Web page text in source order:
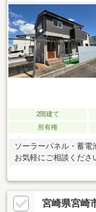
2階建て
所有権
ソーラーパネル・蓄電
お気軽にご相談くださ
宮崎県宮崎